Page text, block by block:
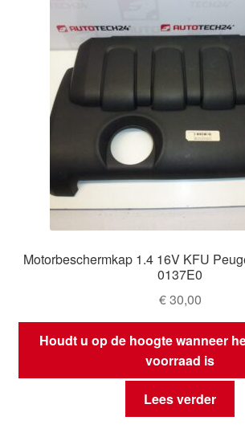
Motorbeschermkap 1.4 16V KFU
0137E0
€30,00
Houdt u op de hoogte wanneer
voorraad is
Lees verder